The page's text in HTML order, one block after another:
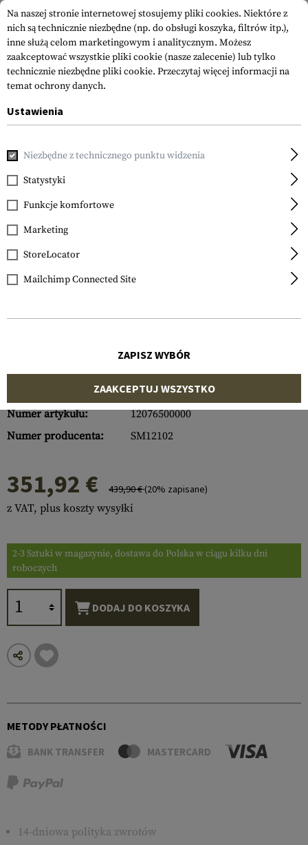
Sightmark
Solitude 8x42 XD
Binoculars
Numer artykułu:
12076500000
Numer producenta:
SM12102
351,92 € 439,90 €(20% zapisane)
z VAT, plus koszty wysyłki
2-3 Sztuki w magazynie, dostawa do Polska w ciągu kilku dni
roboczych
DODAJ DO KOSZYKA
METODY PŁATNOŚCI
BANK TRANSFER MASTERCARD
14-dniowa polityka zwrotów
Na naszej stronie internetowej stosujemy pliki cookies. Niektóre z
nich są technicznie niezbędne (np. do obsługi koszyka, filtrów itp.),
inne służą celom marketingowym i analitycznym. Możesz
zaakceptować wszystkie pliki cookie (nasze zalecenie) lub tylko
technicznie niezbędne pliki cookie. Przeczytaj więcej informacji na
temat ochrony danych.
Ustawienia
Niezbędne z technicznego punktu widzenia
Statystyki
Funkcje komfortowe
Marketing
StoreLocator
Mailchimp Connected Site
ZAPISZ WYBÓR
ZAAKCEPTUJ WSZYSTKO